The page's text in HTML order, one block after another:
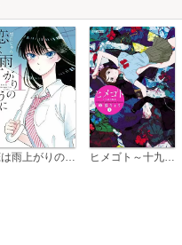
ヒメゴト～十九歳の制服～